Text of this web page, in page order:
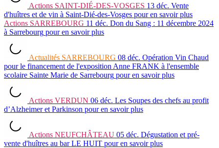
Actions SAINT-DIÉ-DES-VOSGES 13 déc. Vente
d'huîtres et de vin à Saint-Dié-des-Vosges pour en savoir plus
Actions SARREBOURG 11 déc. Don du Sang : 11 décembre 2024
à Sarrebourg pour en savoir plus
Actualités SARREBOURG 08 déc. Opération Vin Chaud
pour le financement de l'exposition Anne FRANK à l'ensemble
scolaire Sainte Marie de Sarrebourg pour en savoir plus
Actions VERDUN 06 déc. Les Soupes des chefs au profit
d’Alzheimer et Parkinson pour en savoir plus
Actions NEUFCHÂTEAU 05 déc. Dégustation et pré-
vente d'huîtres au bar LE HUIT pour en savoir plus